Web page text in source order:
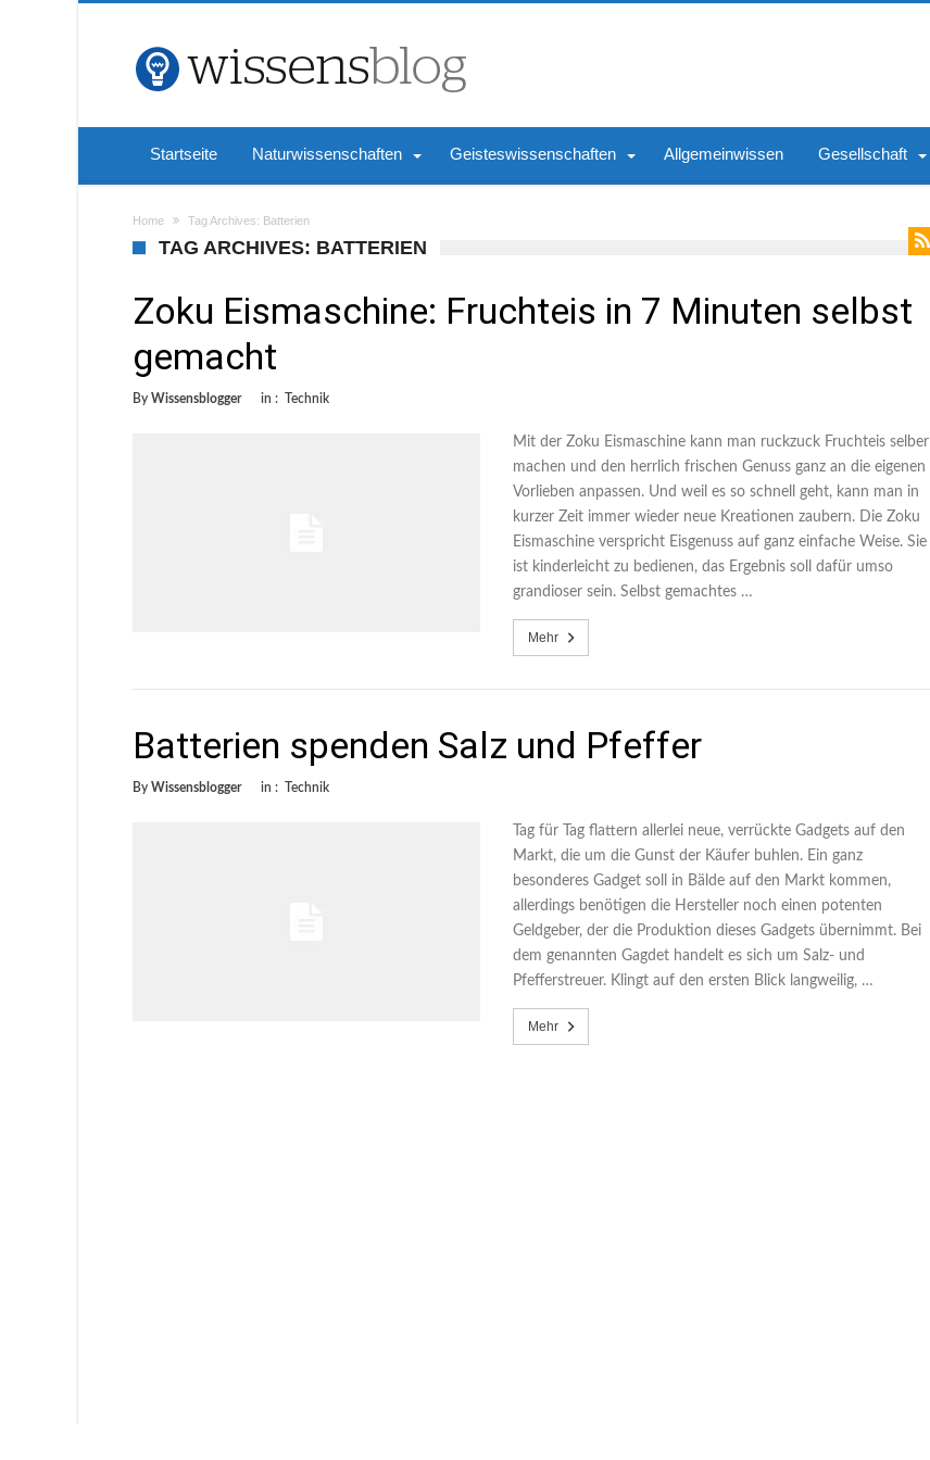
Startseite Naturwissenschaften Geisteswissenschaften Allgemeinwissen Gesellschaft
Home Tag Archives: Batterien
TAG ARCHIVES: BATTERIEN
Zoku Eismaschine: Fruchteis in 7 Minuten selbst
gemacht
By Wissensblogger in : Technik
Mit der Zoku Eismaschine kann man ruckzuck Fruchteis selber
machen und den herrlich frischen Genuss ganz an die eigenen
Vorlieben anpassen. Und weil es so schnell geht, kann man in
kurzer Zeit immer wieder neue Kreationen zaubern. Die Zoku
Eismaschine verspricht Eisgenuss auf ganz einfache Weise. Sie
ist kinderleicht zu bedienen, das Ergebnis soll dafür umso
grandioser sein. Selbst gemachtes …
Mehr
Batterien spenden Salz und Pfeffer
By Wissensblogger in : Technik
Tag für Tag flattern allerlei neue, verrückte Gadgets auf den
Markt, die um die Gunst der Käufer buhlen. Ein ganz
besonderes Gadget soll in Bälde auf den Markt kommen,
allerdings benötigen die Hersteller noch einen potenten
Geldgeber, der die Produktion dieses Gadgets übernimmt. Bei
dem genannten Gagdet handelt es sich um Salz- und
Pfefferstreuer. Klingt auf den ersten Blick langweilig, …
Mehr